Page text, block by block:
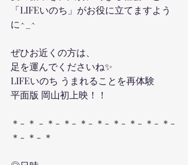
「LIFEいのち」がお役に立てますよう
に^_^
ぜひお近くの方は、
足を運んでくださいね✨
LIFEいのち うまれることを再体験
平面版 岡山初上映！！
＊- ＊ - ＊- ＊- ＊- ＊- ＊- ＊- ＊- ＊-
＊- ＊- ＊